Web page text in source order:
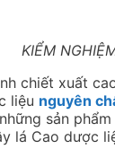
KIỂM
chiết xuất
liệu nguyên
sản
lá Cao dược